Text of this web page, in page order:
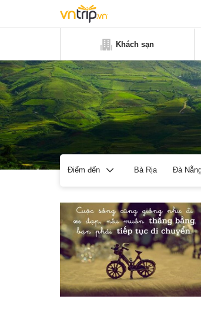
Khách sạn
Điểm đến Bà Rịa Đà